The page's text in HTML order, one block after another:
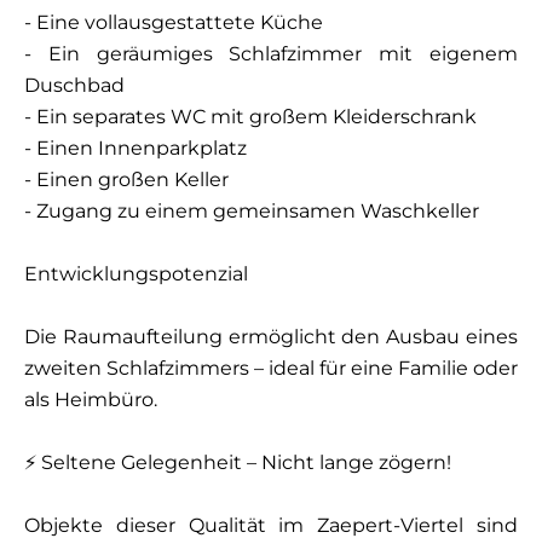
- Eine vollausgestattete Küche
- Ein geräumiges Schlafzimmer mit eigenem
Duschbad
- Ein separates WC mit großem Kleiderschrank
- Einen Innenparkplatz
- Einen großen Keller
- Zugang zu einem gemeinsamen Waschkeller
Entwicklungspotenzial
Die Raumaufteilung ermöglicht den Ausbau eines
zweiten Schlafzimmers – ideal für eine Familie oder
als Heimbüro.
⚡ Seltene Gelegenheit – Nicht lange zögern!
Objekte dieser Qualität im Zaepert-Viertel sind